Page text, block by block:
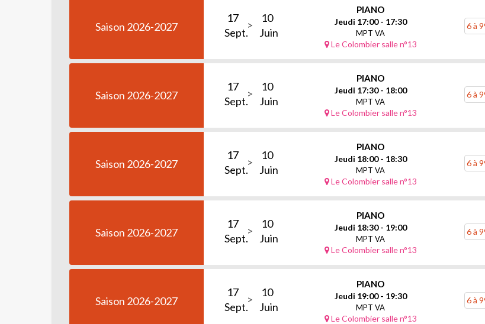
Saison 2026-2027
17
Sept.
10
Juin
PIANO
Jeudi 17:00 - 17:30
MPT VA
Le Colombier salle n°13
6 à
Saison 2026-2027
17
Sept.
10
Juin
PIANO
Jeudi 17:30 - 18:00
MPT VA
Le Colombier salle n°13
6 à
Saison 2026-2027
17
Sept.
10
Juin
PIANO
Jeudi 18:00 - 18:30
MPT VA
Le Colombier salle n°13
6 à
Saison 2026-2027
17
Sept.
10
Juin
PIANO
Jeudi 18:30 - 19:00
MPT VA
Le Colombier salle n°13
6 à
Saison 2026-2027
17
Sept.
10
Juin
PIANO
Jeudi 19:00 - 19:30
MPT VA
Le Colombier salle n°13
6 à